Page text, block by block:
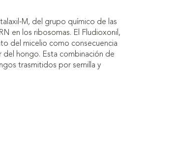
M, del grupo químico de las
en los ribosomas. El Fludioxonil,
del micelio como consecuencia
del hongo. Esta combinación de
trasmitidos por semilla y